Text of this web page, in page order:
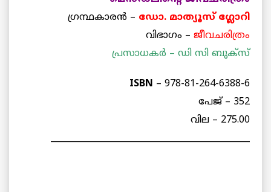
ഗ്രന്ഥകാരന്‍ – ഡോ. മാത്യൂസ് ഗ്ലോറി
വിഭാഗം – ജീവചരിത്രം
പ്രസാധകര്‍ – ഡി സി ബുക്‌സ്
ISBN – 978-81-264-6388-6
പേജ് – 352
വില – 275.00
_______________________________________________